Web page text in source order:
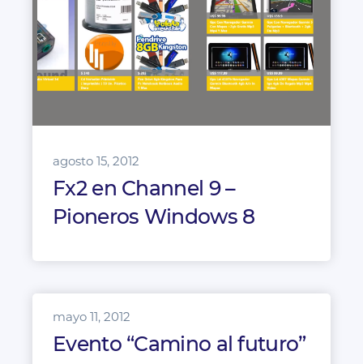
agosto 15, 2012
Fx2 en Channel 9 –
Pioneros Windows 8
mayo 11, 2012
Evento “Camino al futuro”